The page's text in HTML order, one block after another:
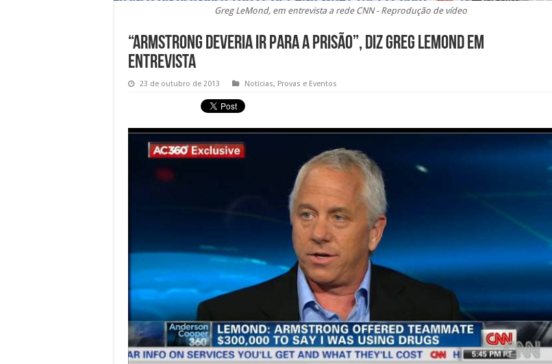
Greg LeMond, em entrevista a rede CNN - Reprodução de vídeo
“Armstrong deveria ir para a prisão”, diz Greg Lemond em
entrevista
23 de outubro de 2013 Notícias, Provas e Eventos